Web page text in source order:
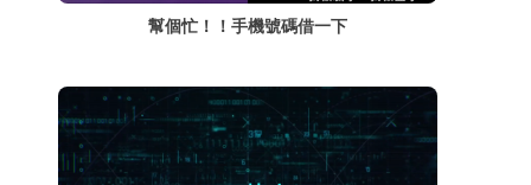
幫個忙！！手機號碼借一下